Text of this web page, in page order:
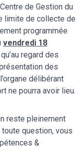
de Gestion du
limite de collecte de
programmée
vendredi 18
regard des
des
délibérant
ne pourra avoir lieu.
reste pleinement
question, vous
&